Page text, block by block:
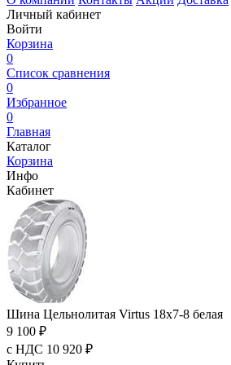
Личный кабинет
Войти
Корзина
0
Список сравнения
0
Избранное
0
Главная
Каталог
Корзина
Инфо
Кабинет
Шина Цельнолитая Virtus 18x7-8 белая
9 100 ₽
с НДС 10 920 ₽